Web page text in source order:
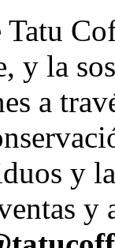
Tatu
y la
a
y
y